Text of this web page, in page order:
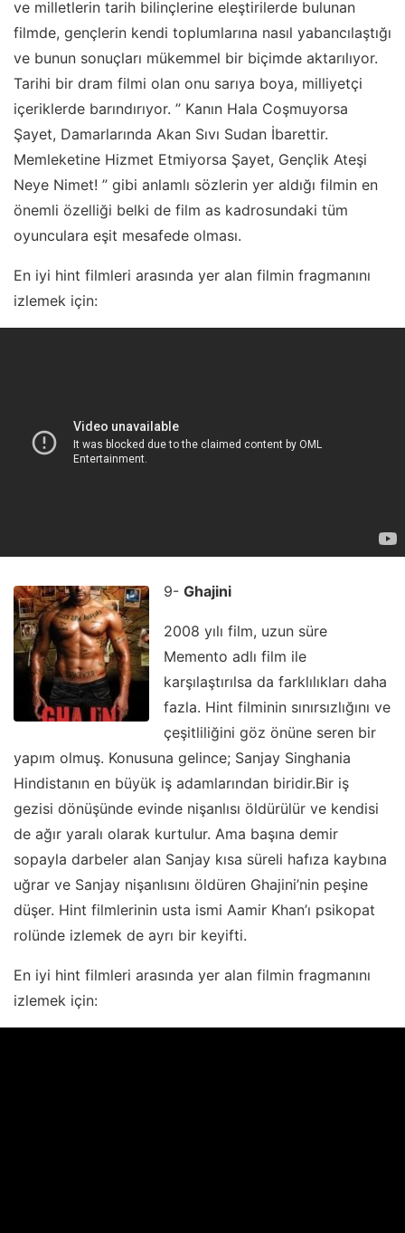
ve milletlerin tarih bilinçlerine eleştirilerde bulunan
filmde, gençlerin kendi toplumlarına nasıl yabancılaştığı
ve bunun sonuçları mükemmel bir biçimde aktarılıyor.
Tarihi bir dram filmi olan onu sarıya boya, milliyetçi
içeriklerde barındırıyor. ” Kanın Hala Coşmuyorsa
Şayet, Damarlarında Akan Sıvı Sudan İbarettir.
Memleketine Hizmet Etmiyorsa Şayet, Gençlik Ateşi
Neye Nimet! ” gibi anlamlı sözlerin yer aldığı filmin en
önemli özelliği belki de film as kadrosundaki tüm
oyunculara eşit mesafede olması.
En iyi hint filmleri arasında yer alan filmin fragmanını
izlemek için:
9- Ghajini
2008 yılı film, uzun süre
Memento adlı film ile
karşılaştırılsa da farklılıkları daha
fazla. Hint filminin sınırsızlığını ve
çeşitliliğini göz önüne seren bir
yapım olmuş. Konusuna gelince; Sanjay Singhania
Hindistanın en büyük iş adamlarından biridir.Bir iş
gezisi dönüşünde evinde nişanlısı öldürülür ve kendisi
de ağır yaralı olarak kurtulur. Ama başına demir
sopayla darbeler alan Sanjay kısa süreli hafıza kaybına
uğrar ve Sanjay nişanlısını öldüren Ghajini’nin peşine
düşer. Hint filmlerinin usta ismi Aamir Khan’ı psikopat
rolünde izlemek de ayrı bir keyifti.
En iyi hint filmleri arasında yer alan filmin fragmanını
izlemek için: